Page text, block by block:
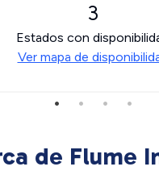
3
Estados con
Ver mapa de
de Flume